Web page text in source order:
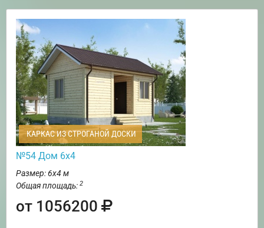
КАРКАС ИЗ СТРОГАНОЙ ДОСКИ
№54 Дом 6х4
Размер: 6х4 м
Общая площадь: 2
от 1056200